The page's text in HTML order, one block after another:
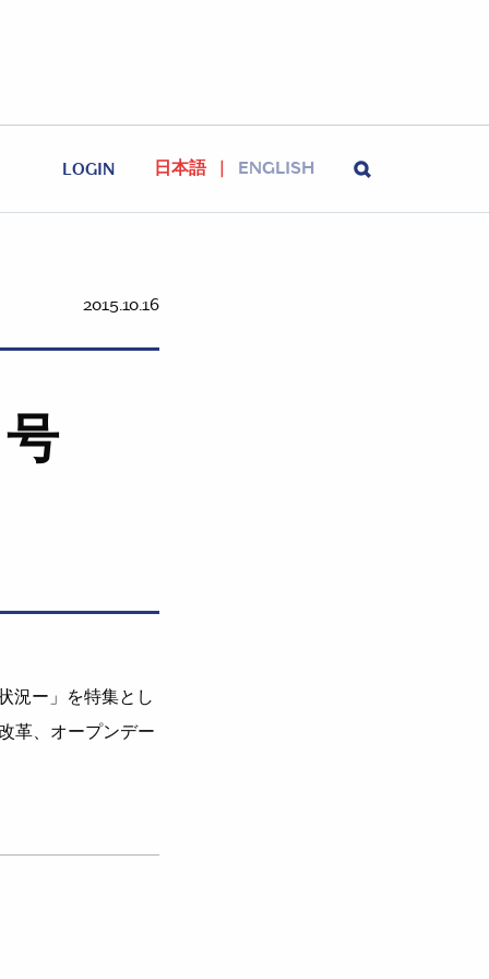
LOGIN 日本語 ENGLISH
2015.10.16
号
況ー」を特集とし
革、オープンデー